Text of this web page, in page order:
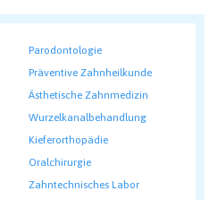
Parodontologie
Präventive Zahnheilkunde
Ästhetische Zahnmedizin
Wurzelkanalbehandlung
Kieferorthopädie
Oralchirurgie
Zahntechnisches Labor